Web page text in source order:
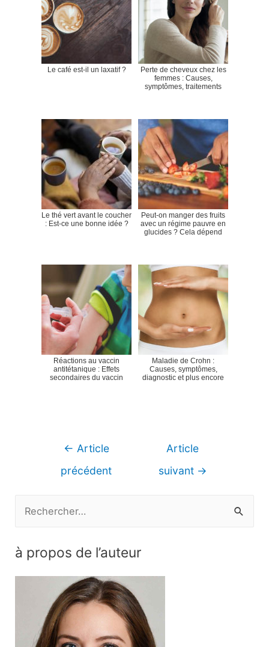
Le café est-il un laxatif ?
Perte de cheveux chez les
femmes : Causes,
symptômes, traitements
Le thé vert avant le coucher
: Est-ce une bonne idée ?
Peut-on manger des fruits
avec un régime pauvre en
glucides ? Cela dépend
Réactions au vaccin
antitétanique : Effets
secondaires du vaccin
Maladie de Crohn :
Causes, symptômes,
diagnostic et plus encore
Navigation
← Article
précédent
Article
suivant →
h
à propos de l’auteur